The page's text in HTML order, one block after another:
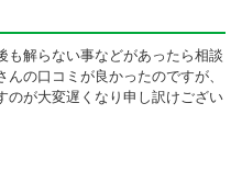
も解らない事などがあったら相談
の口コミが良かったのですが、
のが大変遅くなり申し訳けござい